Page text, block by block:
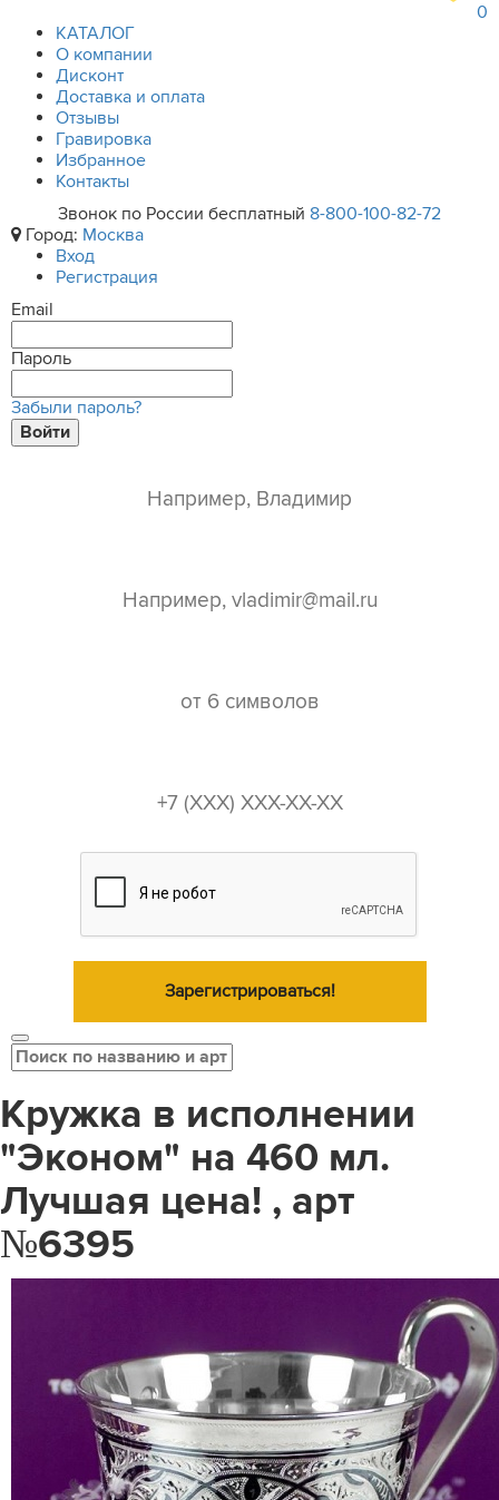
0
КАТАЛОГ
О компании
Дисконт
Доставка и оплата
Отзывы
Гравировка
Избранное
Контакты
Звонок по России бесплатный 8-800-100-82-72
Город: Москва
Вход
Регистрация
Email
Пароль
Забыли пароль?
Войти
Зарегистрироваться!
Кружка в исполнении
"Эконом" на 460 мл.
Лучшая цена! , арт
№6395